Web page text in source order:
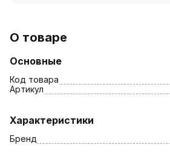
О товаре
Основные
Код товара
Артикул
Характеристики
Бренд